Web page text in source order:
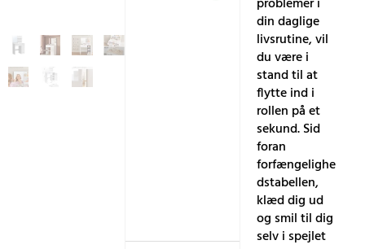
1
din daglige
livsrutine, vil
du være i
stand til at
flytte ind i
rollen på et
sekund. Sid
foran
forfængelighe
dstabellen,
klæd dig ud
og smil til dig
selv i spejlet